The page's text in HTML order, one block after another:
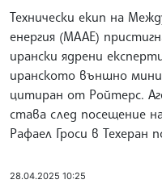
Технически екип на
енергия (МААЕ)
ирански ядрени
иранското външно
цитиран от Ройтерс.
става след посещение
Рафаел Гроси в Техеран
28.04.2025 10:25